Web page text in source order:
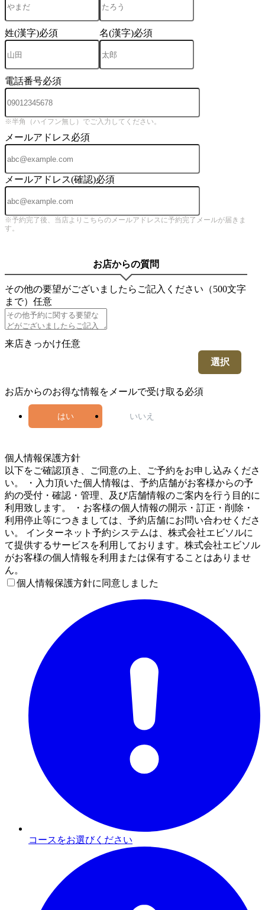
姓(漢字)必須 名(漢字)必須
電話番号必須
※半角（ハイフン無し）でご入力してください。
メールアドレス必須
メールアドレス(確認)必須
※予約完了後、当店よりこちらのメールアドレスに予約完了メールが届きま
す。
お店からの質問
その他の要望がございましたらご記入ください（500文字
まで） 任意
来店きっかけ任意
選択
お店からのお得な情報をメールで受け取る必須
はい いいえ
個人情報保護方針
以下をご確認頂き、ご同意の上、ご予約をお申し込みくださ
い。 ・入力頂いた個人情報は、予約店舗がお客様からの予
約の受付・確認・管理、及び店舗情報のご案内を行う目的に
利用致します。 ・お客様の個人情報の開示・訂正・削除・
利用停止等につきましては、予約店舗にお問い合わせくださ
い。 インターネット予約システムは、株式会社エビソルに
て提供するサービスを利用しております。株式会社エビソル
がお客様の個人情報を利用または保有することはありませ
ん。
個人情報保護方針に同意しました
コースをお選びください